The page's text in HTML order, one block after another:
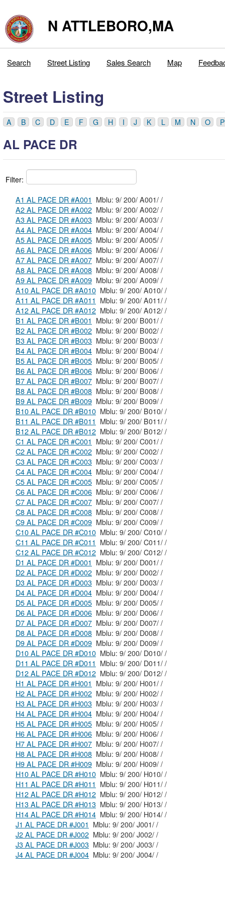
N ATTLEBORO,MA
Search Street Listing Sales Search Map
Street Listing
A B C D E F G H I J K L M N O P
AL PACE DR
Filter:
A1 AL PACE DR #A001
Mblu: 9/ 200/ A001/ /
A2 AL PACE DR #A002
Mblu: 9/ 200/ A002/ /
A3 AL PACE DR #A003
Mblu: 9/ 200/ A003/ /
A4 AL PACE DR #A004
Mblu: 9/ 200/ A004/ /
A5 AL PACE DR #A005
Mblu: 9/ 200/ A005/ /
A6 AL PACE DR #A006
Mblu: 9/ 200/ A006/ /
A7 AL PACE DR #A007
Mblu: 9/ 200/ A007/ /
A8 AL PACE DR #A008
Mblu: 9/ 200/ A008/ /
A9 AL PACE DR #A009
Mblu: 9/ 200/ A009/ /
A10 AL PACE DR #A010
Mblu: 9/ 200/ A010/ /
A11 AL PACE DR #A011
Mblu: 9/ 200/ A011/ /
A12 AL PACE DR #A012
Mblu: 9/ 200/ A012/ /
B1 AL PACE DR #B001
Mblu: 9/ 200/ B001/ /
B2 AL PACE DR #B002
Mblu: 9/ 200/ B002/ /
B3 AL PACE DR #B003
Mblu: 9/ 200/ B003/ /
B4 AL PACE DR #B004
Mblu: 9/ 200/ B004/ /
B5 AL PACE DR #B005
Mblu: 9/ 200/ B005/ /
B6 AL PACE DR #B006
Mblu: 9/ 200/ B006/ /
B7 AL PACE DR #B007
Mblu: 9/ 200/ B007/ /
B8 AL PACE DR #B008
Mblu: 9/ 200/ B008/ /
B9 AL PACE DR #B009
Mblu: 9/ 200/ B009/ /
B10 AL PACE DR #B010
Mblu: 9/ 200/ B010/ /
B11 AL PACE DR #B011
Mblu: 9/ 200/ B011/ /
B12 AL PACE DR #B012
Mblu: 9/ 200/ B012/ /
C1 AL PACE DR #C001
Mblu: 9/ 200/ C001/ /
C2 AL PACE DR #C002
Mblu: 9/ 200/ C002/ /
C3 AL PACE DR #C003
Mblu: 9/ 200/ C003/ /
C4 AL PACE DR #C004
Mblu: 9/ 200/ C004/ /
C5 AL PACE DR #C005
Mblu: 9/ 200/ C005/ /
C6 AL PACE DR #C006
Mblu: 9/ 200/ C006/ /
C7 AL PACE DR #C007
Mblu: 9/ 200/ C007/ /
C8 AL PACE DR #C008
Mblu: 9/ 200/ C008/ /
C9 AL PACE DR #C009
Mblu: 9/ 200/ C009/ /
C10 AL PACE DR #C010
Mblu: 9/ 200/ C010/ /
C11 AL PACE DR #C011
Mblu: 9/ 200/ C011/ /
C12 AL PACE DR #C012
Mblu: 9/ 200/ C012/ /
D1 AL PACE DR #D001
Mblu: 9/ 200/ D001/ /
D2 AL PACE DR #D002
Mblu: 9/ 200/ D002/ /
D3 AL PACE DR #D003
Mblu: 9/ 200/ D003/ /
D4 AL PACE DR #D004
Mblu: 9/ 200/ D004/ /
D5 AL PACE DR #D005
Mblu: 9/ 200/ D005/ /
D6 AL PACE DR #D006
Mblu: 9/ 200/ D006/ /
D7 AL PACE DR #D007
Mblu: 9/ 200/ D007/ /
D8 AL PACE DR #D008
Mblu: 9/ 200/ D008/ /
D9 AL PACE DR #D009
Mblu: 9/ 200/ D009/ /
D10 AL PACE DR #D010
Mblu: 9/ 200/ D010/ /
D11 AL PACE DR #D011
Mblu: 9/ 200/ D011/ /
D12 AL PACE DR #D012
Mblu: 9/ 200/ D012/ /
H1 AL PACE DR #H001
Mblu: 9/ 200/ H001/ /
H2 AL PACE DR #H002
Mblu: 9/ 200/ H002/ /
H3 AL PACE DR #H003
Mblu: 9/ 200/ H003/ /
H4 AL PACE DR #H004
Mblu: 9/ 200/ H004/ /
H5 AL PACE DR #H005
Mblu: 9/ 200/ H005/ /
H6 AL PACE DR #H006
Mblu: 9/ 200/ H006/ /
H7 AL PACE DR #H007
Mblu: 9/ 200/ H007/ /
H8 AL PACE DR #H008
Mblu: 9/ 200/ H008/ /
H9 AL PACE DR #H009
Mblu: 9/ 200/ H009/ /
H10 AL PACE DR #H010
Mblu: 9/ 200/ H010/ /
H11 AL PACE DR #H011
Mblu: 9/ 200/ H011/ /
H12 AL PACE DR #H012
Mblu: 9/ 200/ H012/ /
H13 AL PACE DR #H013
Mblu: 9/ 200/ H013/ /
H14 AL PACE DR #H014
Mblu: 9/ 200/ H014/ /
J1 AL PACE DR #J001
Mblu: 9/ 200/ J001/ /
J2 AL PACE DR #J002
Mblu: 9/ 200/ J002/ /
J3 AL PACE DR #J003
Mblu: 9/ 200/ J003/ /
J4 AL PACE DR #J004
Mblu: 9/ 200/ J004/ /